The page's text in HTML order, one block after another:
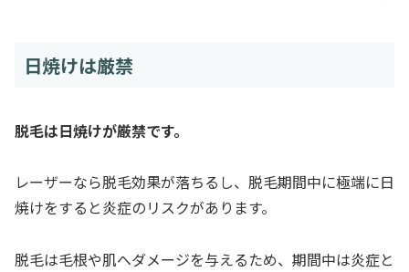
日焼けは厳禁
脱毛は日焼けが厳禁です。
レーザーなら脱毛効果が落ちるし、脱毛期間中に極端に日
焼けをすると炎症のリスクがあります。
脱毛は毛根や肌へダメージを与えるため、期間中は炎症と